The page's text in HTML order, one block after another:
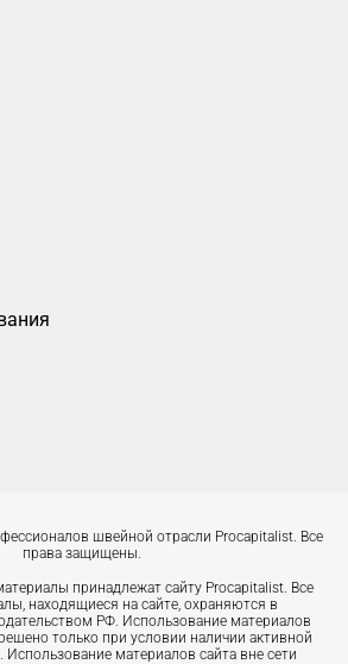
швейной отрасли Procapitalist. Все
права защищены.
принадлежат сайту Procapitalist. Все
находящиеся на сайте, охраняются в
РФ. Использование материалов
только при условии наличии активной
Использование материалов сайта вне сети